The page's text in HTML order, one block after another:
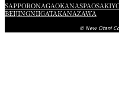
SAPPORONAGAOKANASPAOSAKI
BEIJINGNIIGATAKANAZAWA
© New Otani